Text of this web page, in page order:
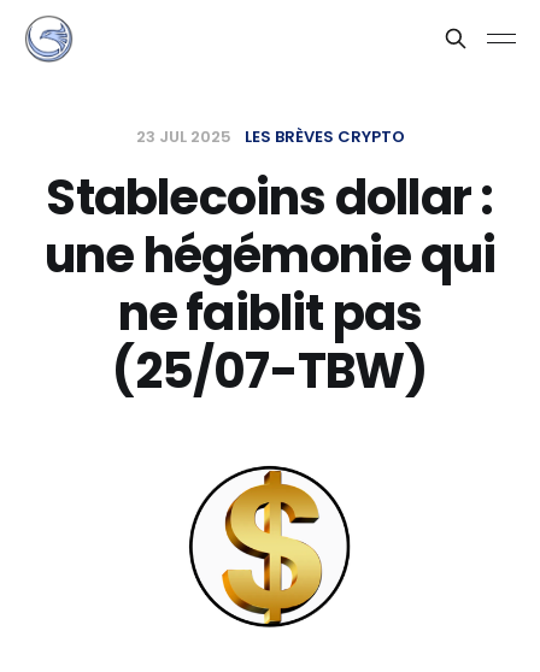
23 JUL 2025 LES BRÈVES CRYPTO
Stablecoins dollar :
une hégémonie qui
ne faiblit pas
(25/07-TBW)